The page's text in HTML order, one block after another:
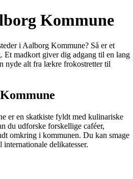
Kommune
i Aalborg Kommune? Så er et
Et madkort giver dig adgang til en lang
nyde alt fra lækre frokostretter til
er en skatkiste fyldt med kulinariske
du udforske forskellige caféer,
omkring i kommunen. Du kan smage
delikatesser.